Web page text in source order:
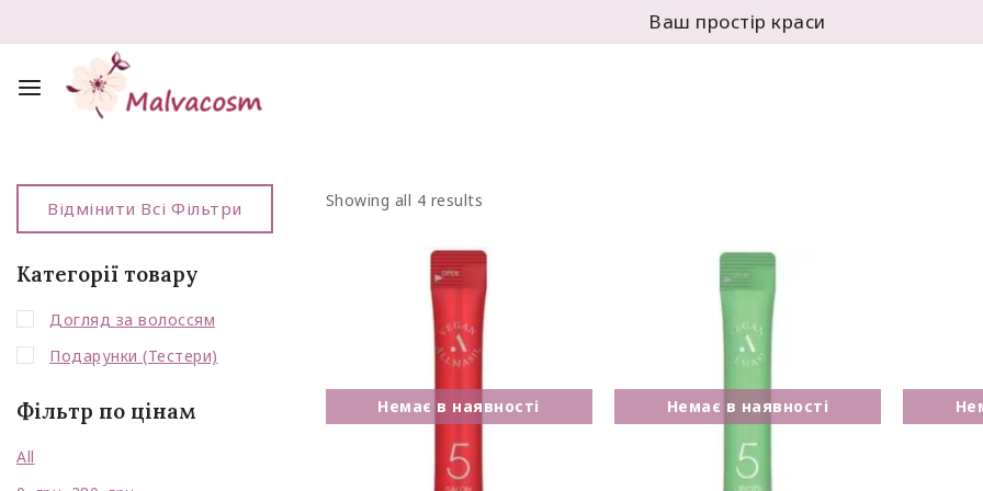
Ваш простір краси
Showing all 4 results
Відмінити Всі Фільтри
Категорії товару
Догляд за волоссям
Подарунки (Тестери)
Фільтр по цінам
All